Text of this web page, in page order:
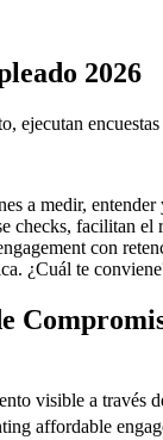
2026
ejecutan
a medir,
checks, facilitan
con
¿Cuál te
visible a través
affordable